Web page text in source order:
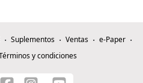
Suplementos Ventas
e-Paper
y condiciones